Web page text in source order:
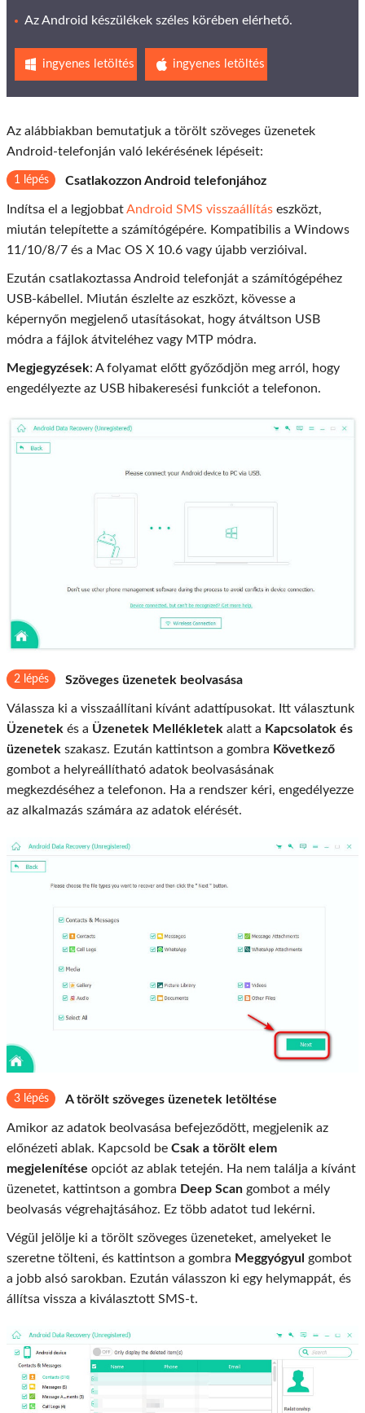
Az Android készülékek széles körében elérhető.
ingyenes letöltés ingyenes letöltés
Az alábbiakban bemutatjuk a törölt szöveges üzenetek
Android-telefonján való lekérésének lépéseit:
1 lépés Csatlakozzon Android telefonjához
Indítsa el a legjobbatAndroid SMS visszaállítás eszközt,
miután telepítette a számítógépére. Kompatibilis a Windows
11/10/8/7 és a Mac OS X 10.6 vagy újabb verzióival.
Ezután csatlakoztassa Android telefonját a számítógépéhez
USB-kábellel. Miután észlelte az eszközt, kövesse a
képernyőn megjelenő utasításokat, hogy átváltson USB
módra a fájlok átviteléhez vagy MTP módra.
Megjegyzések: A folyamat előtt győződjön meg arról, hogy
engedélyezte az USB hibakeresési funkciót a telefonon.
2 lépés Szöveges üzenetek beolvasása
Válassza ki a visszaállítani kívánt adattípusokat. Itt választunk
Üzenetek és a Üzenetek Mellékletek alatt a Kapcsolatok és
üzenetek szakasz. Ezután kattintson a gombra Következő
gombot a helyreállítható adatok beolvasásának
megkezdéséhez a telefonon. Ha a rendszer kéri, engedélyezze
az alkalmazás számára az adatok elérését.
3 lépés A törölt szöveges üzenetek letöltése
Amikor az adatok beolvasása befejeződött, megjelenik az
előnézeti ablak. Kapcsold be Csak a törölt elem
megjelenítése opciót az ablak tetején. Ha nem találja a kívánt
üzenetet, kattintson a gombra Deep Scan gombot a mély
beolvasás végrehajtásához. Ez több adatot tud lekérni.
Végül jelölje ki a törölt szöveges üzeneteket, amelyeket le
szeretne tölteni, és kattintson a gombra Meggyógyul
gombot
a jobb alsó sarokban. Ezután válasszon ki egy helymappát, és
állítsa vissza a kiválasztott SMS-t.